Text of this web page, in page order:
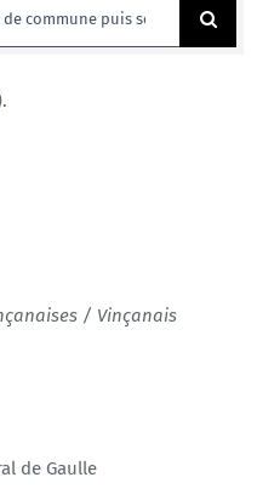
/ Vinçanais
de Gaulle